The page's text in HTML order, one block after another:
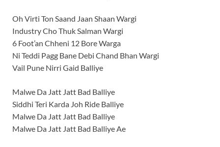
Oh Virti Ton Saand Jaan Shaan Wargi
Industry Cho Thuk Salman Wargi
6 Foot’an Chheni 12 Bore Warga
Ni Teddi Pagg Bane Debi Chand Bhan Wargi
Vail Pune Nirri Gaid Balliye
Malwe Da Jatt Jatt Bad Balliye
Siddhi Teri Karda Joh Ride Balliye
Malwe Da Jatt Jatt Bad Balliye
Malwe Da Jatt Jatt Bad Balliye Ae